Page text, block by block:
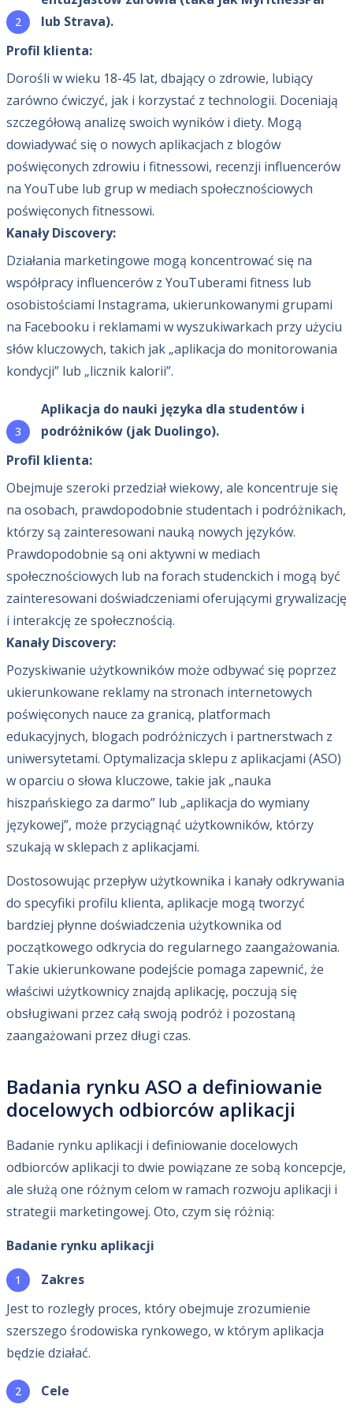
lub Strava).
Profil klienta:
Dorośli w wieku 18-45 lat, dbający o zdrowie, lubiący
zarówno ćwiczyć, jak i korzystać z technologii. Doceniają
szczegółową analizę swoich wyników i diety. Mogą
dowiadywać się o nowych aplikacjach z blogów
poświęconych zdrowiu i fitnessowi, recenzji influencerów
na YouTube lub grup w mediach społecznościowych
poświęconych fitnessowi.
Kanały Discovery:
Działania marketingowe mogą koncentrować się na
współpracy influencerów z YouTuberami fitness lub
osobistościami Instagrama, ukierunkowanymi grupami
na Facebooku i reklamami w wyszukiwarkach przy użyciu
słów kluczowych, takich jak „aplikacja do monitorowania
kondycji” lub „licznik kalorii”.
Aplikacja do nauki języka dla studentów i
podróżników (jak Duolingo).
Profil klienta:
Obejmuje szeroki przedział wiekowy, ale koncentruje się
na osobach, prawdopodobnie studentach i podróżnikach,
którzy są zainteresowani nauką nowych języków.
Prawdopodobnie są oni aktywni w mediach
społecznościowych lub na forach studenckich i mogą być
zainteresowani doświadczeniami oferującymi grywalizację
i interakcję ze społecznością.
Kanały Discovery:
Pozyskiwanie użytkowników może odbywać się poprzez
ukierunkowane reklamy na stronach internetowych
poświęconych nauce za granicą, platformach
edukacyjnych, blogach podróżniczych i partnerstwach z
uniwersytetami. Optymalizacja sklepu z aplikacjami (ASO)
w oparciu o słowa kluczowe, takie jak „nauka
hiszpańskiego za darmo” lub „aplikacja do wymiany
językowej”, może przyciągnąć użytkowników, którzy
szukają w sklepach z aplikacjami.
Dostosowując przepływ użytkownika i kanały odkrywania
do specyfiki profilu klienta, aplikacje mogą tworzyć
bardziej płynne doświadczenia użytkownika od
początkowego odkrycia do regularnego zaangażowania.
Takie ukierunkowane podejście pomaga zapewnić, że
właściwi użytkownicy znajdą aplikację, poczują się
obsługiwani przez całą swoją podróż i pozostaną
zaangażowani przez długi czas.
Badania rynku ASO a definiowanie
docelowych odbiorców aplikacji
Badanie rynku aplikacji i definiowanie docelowych
odbiorców aplikacji to dwie powiązane ze sobą koncepcje,
ale służą one różnym celom w ramach rozwoju aplikacji i
strategii marketingowej. Oto, czym się różnią:
Badanie rynku aplikacji
Zakres
Jest to rozległy proces, który obejmuje zrozumienie
szerszego środowiska rynkowego, w którym aplikacja
będzie działać.
Cele